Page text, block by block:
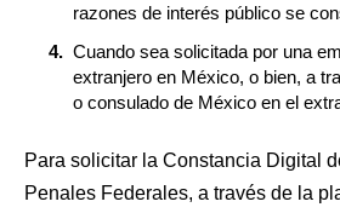
razones de interés público se
Cuando sea solicitada por una
extranjero en México, o bien, a
o consulado de México en el
Para solicitar la Constancia Digital
Penales Federales, a través de la